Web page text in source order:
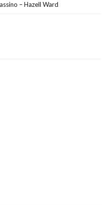
– Hazell Ward